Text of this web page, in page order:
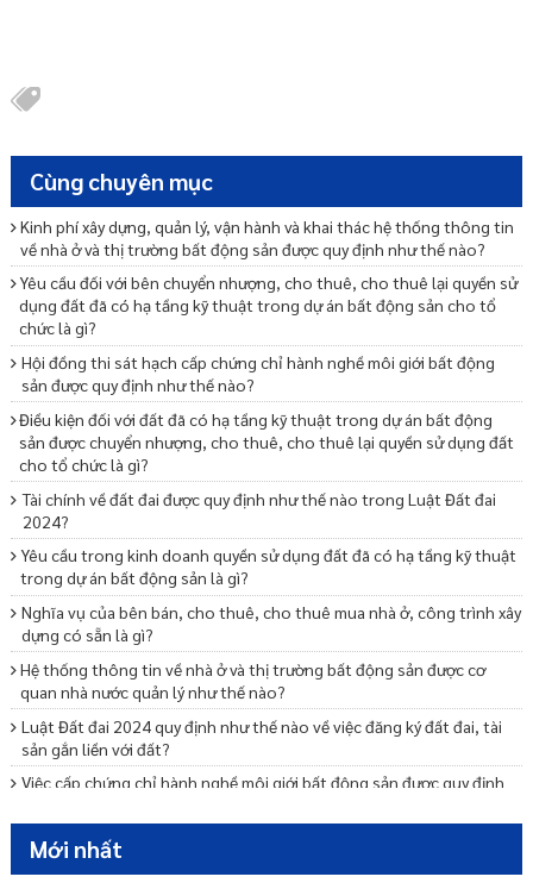
Cùng chuyên mục
Kinh phí xây dựng, quản lý, vận hành và khai thác hệ thống thông tin
về nhà ở và thị trường bất động sản được quy định như thế nào?
Yêu cầu đối với bên chuyển nhượng, cho thuê, cho thuê lại quyền sử
dụng đất đã có hạ tầng kỹ thuật trong dự án bất động sản cho tổ
chức là gì?
Hội đồng thi sát hạch cấp chứng chỉ hành nghề môi giới bất động
sản được quy định như thế nào?
Điều kiện đối với đất đã có hạ tầng kỹ thuật trong dự án bất động
sản được chuyển nhượng, cho thuê, cho thuê lại quyền sử dụng đất
cho tổ chức là gì?
Tài chính về đất đai được quy định như thế nào trong Luật Đất đai
2024?
Yêu cầu trong kinh doanh quyền sử dụng đất đã có hạ tầng kỹ thuật
trong dự án bất động sản là gì?
Nghĩa vụ của bên bán, cho thuê, cho thuê mua nhà ở, công trình xây
dựng có sẵn là gì?
Hệ thống thông tin về nhà ở và thị trường bất động sản được cơ
quan nhà nước quản lý như thế nào?
Luật Đất đai 2024 quy định như thế nào về việc đăng ký đất đai, tài
sản gắn liền với đất?
Việc cấp chứng chỉ hành nghề môi giới bất động sản được quy định
Các quy định về phương thức tổ chức kỳ thi sát hạch và cấp chứng
chỉ hành nghề môi giới BĐS là gì?
Mới nhất